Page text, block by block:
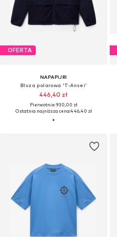
OFERTA
NAPAPIJRI
Bluza polarowa 'T-Ansei'
446,40 zł
Pierwotnie: 930,00 zł
Ostatnia najniższa cena:446,40 zł